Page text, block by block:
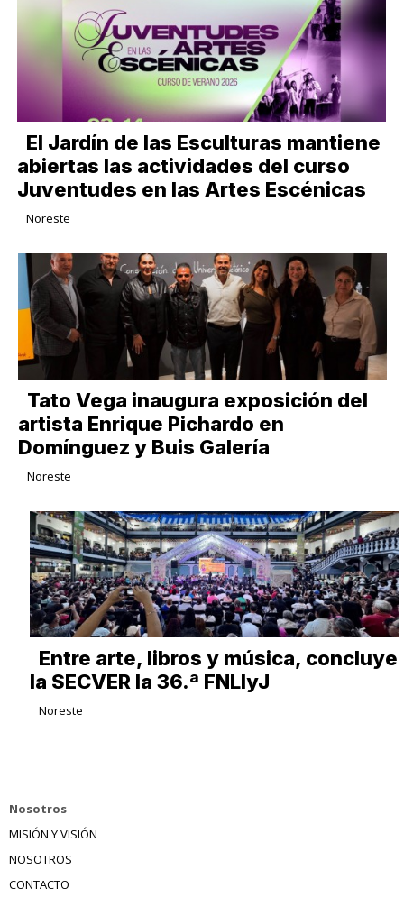
El Jardín de las Esculturas mantiene
abiertas las actividades del curso
Juventudes en las Artes Escénicas
Noreste
Tato Vega inaugura exposición del
artista Enrique Pichardo en
Domínguez y Buis Galería
Noreste
Entre arte, libros y música, concluye
la SECVER la 36.ª FNLIyJ
Noreste
Nosotros
MISIÓN Y VISIÓN
NOSOTROS
CONTACTO